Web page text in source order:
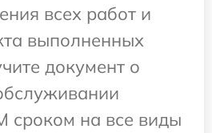
всех работ и
выполненных
документ о
сроком на все виды